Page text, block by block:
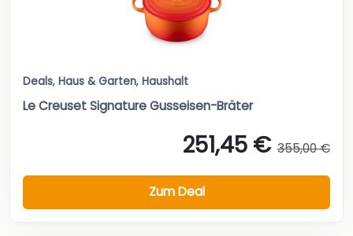
Deals, Haus & Garten, Haushalt
Le Creuset Signature Gusseisen-Bräter
251,45 € 355,00 €
Zum Deal